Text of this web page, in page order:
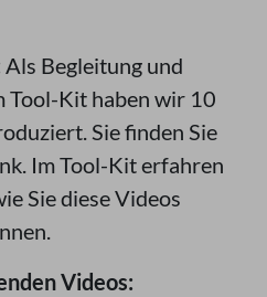
Als Begleitung und
Tool-Kit haben wir 10
Sie finden Sie
Im Tool-Kit erfahren
Sie diese Videos
Videos: